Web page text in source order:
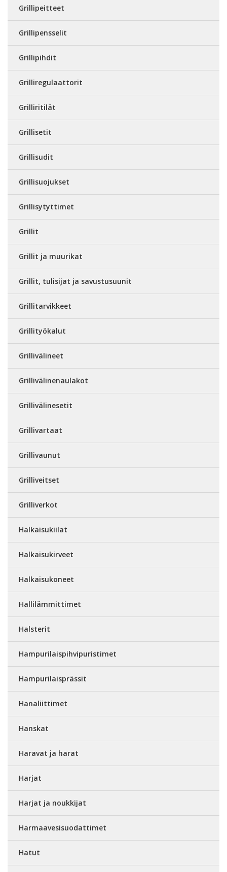
Grillipeitteet
Grillipensselit
Grillipihdit
Grilliregulaattorit
Grilliritilät
Grillisetit
Grillisudit
Grillisuojukset
Grillisytyttimet
Grillit
Grillit ja muurikat
Grillit, tulisijat ja savustusuunit
Grillitarvikkeet
Grillityökalut
Grillivälineet
Grillivälinenaulakot
Grillivälinesetit
Grillivartaat
Grillivaunut
Grilliveitset
Grilliverkot
Halkaisukiilat
Halkaisukirveet
Halkaisukoneet
Hallilämmittimet
Halsterit
Hampurilaispihvipuristimet
Hampurilaisprässit
Hanaliittimet
Hanskat
Haravat ja harat
Harjat
Harjat ja noukkijat
Harmaavesisuodattimet
Hatut